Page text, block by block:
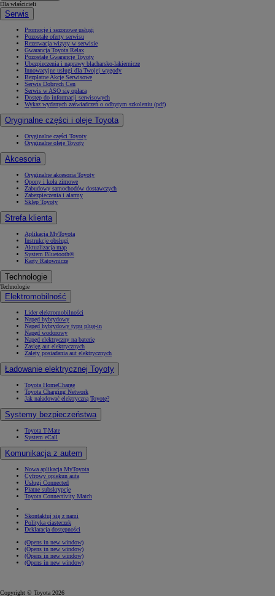
Dla właścicieli
Serwis
Promocje i sezonowe usługi
Pozostałe oferty serwisu
Rezerwacja wizyty w serwisie
Gwarancja Toyota Relax
Pozostałe Gwarancje Toyoty
Ubezpieczenia i naprawy blacharsko-lakiernicze
Innowacyjne usługi dla Twojej wygody
Bezpłatne Akcje Serwisowe
Serwis Dobrych Cen
Serwis w ASO się opłaca
Dostęp do informacji serwisowych
Wykaz wydanych zaświadczeń o odbytym szkoleniu (pdf)
Oryginalne części i oleje Toyota
Oryginalne części Toyoty
Oryginalne oleje Toyoty
Akcesoria
Oryginalne akcesoria Toyoty
Opony i koła zimowe
Zabudowy samochodów dostawczych
Zabezpieczenia i alarmy
Sklep Toyoty
Strefa klienta
Aplikacja MyToyota
Instrukcje obsługi
Aktualizacja map
System Bluetooth®
Karty Ratownicze
Technologie
Technologie
Elektromobilność
Lider elektromobilności
Napęd hybrydowy
Napęd hybrydowy typu plug-in
Napęd wodorowy
Napęd elektryczny na baterię
Zasięg aut elektrycznych
Zalety posiadania aut elektrycznych
Ładowanie elektrycznej Toyoty
Toyota HomeCharge
Toyota Charging Network
Jak naładować elektryczną Toyotę?
Systemy bezpieczeństwa
Toyota T-Mate
System eCall
Komunikacja z autem
Nowa aplikacja MyToyota
Cyfrowy opiekun auta
Usługi Connected
Płatne subskrypcje
Toyota Connectivity Match
Skontaktuj się z nami
Polityka ciasteczek
Deklaracja dostępności
(Opens in new window)
(Opens in new window)
(Opens in new window)
(Opens in new window)
Copyright © Toyota 2026